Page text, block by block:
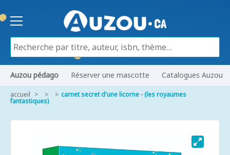
Auzou pédago Réserver une mascotte Catalogues Auzou
accueil carnet secret d'une licorne - (les royaumes
fantastiques)